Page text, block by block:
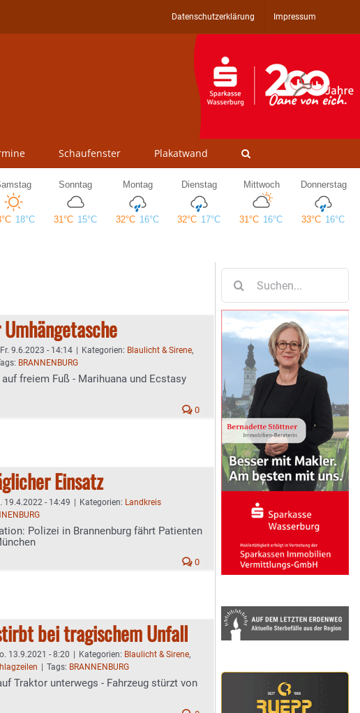
Datenschutzerklärung Impressum
Schaufenster Plakatwand
Fr. 9.6.2023 - 14:14 Kategorien: Blaulicht & Sirene,
BRANNENBURG
freiem Fuß - Marihuana und Ecstasy
0
Einsatz
19.4.2022 - 14:49 Kategorien: Landkreis
Polizei in Brannenburg fährt Patienten
0
bei tragischem Unfall
13.9.2021 - 8:20 Kategorien: Blaulicht & Sirene,
Tags: BRANNENBURG
Traktor unterwegs - Fahrzeug stürzt von
nach: